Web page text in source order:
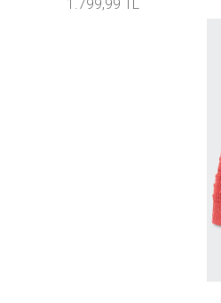
1.799,99 TL